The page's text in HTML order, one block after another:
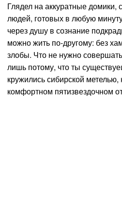
Глядел на аккуратные домики,
людей, готовых в любую
через душу в сознание
можно жить по-другому: без
злобы. Что не нужно
лишь потому, что ты
кружились сибирской метелью,
комфортном пятизвездочном